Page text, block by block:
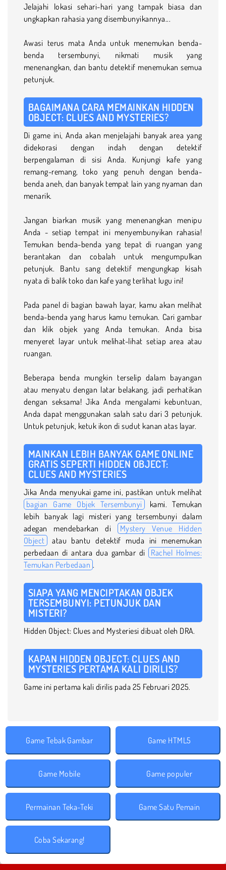
Jelajahi lokasi sehari-hari yang tampak biasa dan
ungkapkan rahasia yang disembunyikannya...
Awasi terus mata Anda untuk menemukan benda-
benda tersembunyi, nikmati musik yang
menenangkan, dan bantu detektif menemukan semua
petunjuk.
BAGAIMANA CARA MEMAINKAN HIDDEN
OBJECT: CLUES AND MYSTERIES?
Di game ini, Anda akan menjelajahi banyak area yang
didekorasi dengan indah dengan detektif
berpengalaman di sisi Anda. Kunjungi kafe yang
remang-remang, toko yang penuh dengan benda-
benda aneh, dan banyak tempat lain yang nyaman dan
menarik.
Jangan biarkan musik yang menenangkan menipu
Anda - setiap tempat ini menyembunyikan rahasia!
Temukan benda-benda yang tepat di ruangan yang
berantakan dan cobalah untuk mengumpulkan
petunjuk. Bantu sang detektif mengungkap kisah
nyata di balik toko dan kafe yang terlihat lugu ini!
Pada panel di bagian bawah layar, kamu akan melihat
benda-benda yang harus kamu temukan. Cari gambar
dan klik objek yang Anda temukan. Anda bisa
menyeret layar untuk melihat-lihat setiap area atau
ruangan.
Beberapa benda mungkin terselip dalam bayangan
atau menyatu dengan latar belakang, jadi perhatikan
dengan seksama! Jika Anda mengalami kebuntuan,
Anda dapat menggunakan salah satu dari 3 petunjuk.
Untuk petunjuk, ketuk ikon di sudut kanan atas layar.
MAINKAN LEBIH BANYAK GAME ONLINE
GRATIS SEPERTI HIDDEN OBJECT:
CLUES AND MYSTERIES
Jika Anda menyukai game ini, pastikan untuk melihat
bagian Game Objek Tersembunyi kami. Temukan
lebih banyak lagi misteri yang tersembunyi dalam
adegan mendebarkan di
Mystery Venue Hidden
Object atau bantu detektif muda ini menemukan
perbedaan di antara dua gambar di Rachel Holmes:
Temukan Perbedaan .
SIAPA YANG MENCIPTAKAN OBJEK
TERSEMBUNYI: PETUNJUK DAN
MISTERI?
Hidden Object: Clues and Mysteriesi dibuat oleh DRA.
KAPAN HIDDEN OBJECT: CLUES AND
MYSTERIES PERTAMA KALI DIRILIS?
Game ini pertama kali dirilis pada 25 Februari 2025.
Game Tebak Gambar Game HTML5
Game Mobile Game populer
Permainan Teka-Teki Game Satu Pemain
Coba Sekarang!